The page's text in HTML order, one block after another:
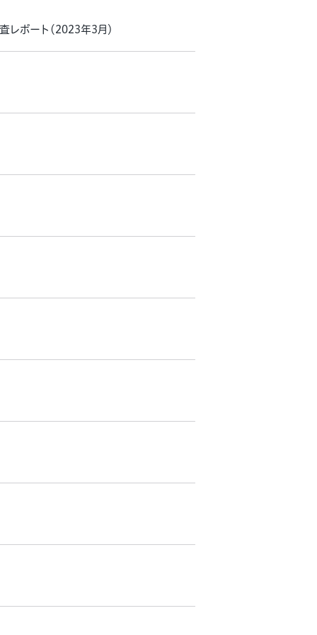
ポート（2023年3月）